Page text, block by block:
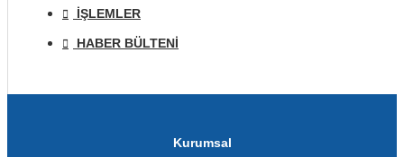
İŞLEMLER
HABER BÜLTENI
Kurumsal